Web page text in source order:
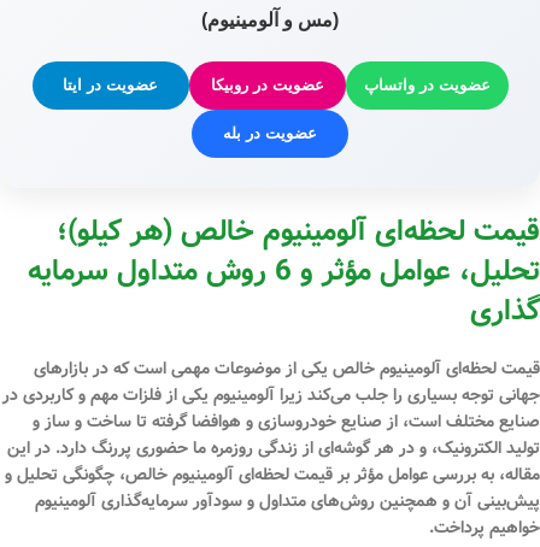
(مس و آلومینیوم)
عضویت در واتساپ عضویت در روبیکا عضویت در ایتا
عضویت در بله
قیمت لحظه‌ای آلومینیوم خالص (هر کیلو)؛
تحلیل، عوامل مؤثر و 6 روش متداول سرمایه
گذاری
قیمت لحظه‌ای آلومینیوم خالص یکی از موضوعات مهمی است که در بازارهای
جهانی توجه بسیاری را جلب می‌کند زیرا آلومینیوم یکی از فلزات مهم و کاربردی در
صنایع مختلف است، از صنایع خودروسازی و هوافضا گرفته تا ساخت و ساز و
تولید الکترونیک، و در هر گوشه‌ای از زندگی روزمره ما حضوری پررنگ دارد. در این
مقاله، به بررسی عوامل مؤثر برقیمت لحظه‌ای آلومینیوم خالص، چگونگی تحلیل و
پیش‌بینی آن و همچنین روش‌های متداول و سودآور سرمایه‌گذاری آلومینیوم
خواهیم پرداخت.